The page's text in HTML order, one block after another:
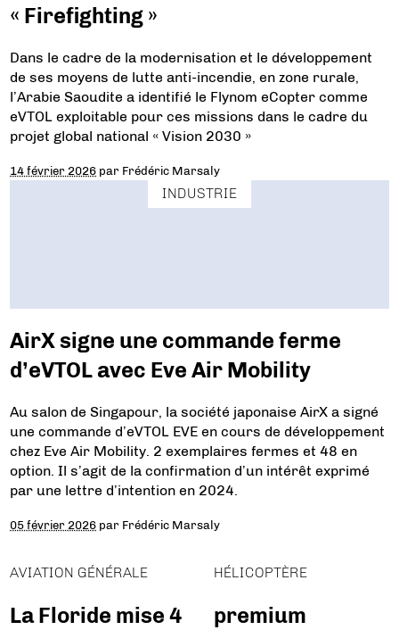
« Firefighting »
Dans le cadre de la modernisation et le développement
de ses moyens de lutte anti-incendie, en zone rurale,
l’Arabie Saoudite a identifié le Flynom eCopter comme
eVTOL exploitable pour ces missions dans le cadre du
projet global national « Vision 2030 »
14 février 2026 par Frédéric Marsaly
INDUSTRIE
AirX signe une commande ferme
d’eVTOL avec Eve Air Mobility
Au salon de Singapour, la société japonaise AirX a signé
une commande d’eVTOL EVE en cours de développement
chez Eve Air Mobility. 2 exemplaires fermes et 48 en
option. Il s’agit de la confirmation d’un intérêt exprimé
par une lettre d’intention en 2024.
05 février 2026 par Frédéric Marsaly
AVIATION GÉNÉRALE
La Floride mise 4
HÉLICOPTÈRE
premium